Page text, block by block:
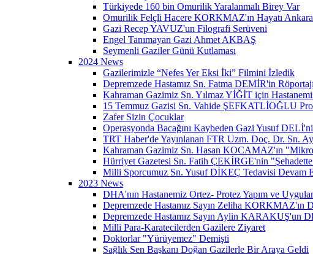
Türkiyede 160 bin Omurilik Yaralanmalı Birey Var
Omurilik Felçli Hacere KORKMAZ'ın Hayatı
Gazi Recep YAVUZ'un Filografi Serüveni
Engel Tanımayan Gazi Ahmet AKBAŞ
Seymenli Gaziler Günü Kutlaması
2024 News
Gazilerimizle “Nefes Yer Eksi İki” Filmini İzledik
Depremzede Hastamız Sn. Fatma DEMİR'in Röportajı
Kahraman Gazimiz Sn. Yılmaz YİĞİT için
15 Temmuz Gazisi Sn. Vahide ŞEFKATLİOĞLU
Zafer Sizin Çocuklar
Operasyonda Bacağını Kaybeden Gazi Yusuf
TRT Haber'de Yayınlanan FTR Uzm. Doç. Dr. Sn.
Kahraman Gazimiz Sn. Hasan KOCAMAZ'ın
Hürriyet Gazetesi Sn. Fatih ÇEKİRGE'nin
Milli Sporcumuz Sn. Yusuf DİKEÇ Tedavisi Devam
2023 News
DHA'nın Hastanemiz Ortez- Protez Yapım ve
Depremzede Hastamız Sayın Zeliha KORKMAZ'ın
Depremzede Hastamız Sayın Aylin KARAKUŞ'un
Milli Para-Karatecilerden Gazilere Ziyaret
Doktorlar "Yürüyemez" Demişti
Sağlık Sen Başkanı Doğan Gazilerle Bir Araya Geldi